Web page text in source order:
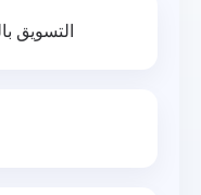
التسويق